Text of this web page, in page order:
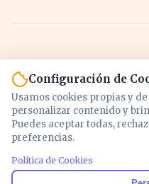
Noticias y análisis
Configuración de
Usamos cookies propias y
personalizar contenido y
Puedes aceptar todas,
preferencias.
Política de Cookies